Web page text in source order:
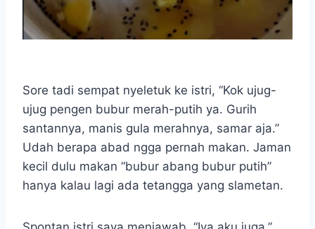
Sore tadi sempat nyeletuk ke istri, “Kok ujug-
ujug pengen bubur merah-putih ya. Gurih
santannya, manis gula merahnya, samar aja.”
Udah berapa abad ngga pernah makan. Jaman
kecil dulu makan “bubur abang bubur putih”
hanya kalau lagi ada tetangga yang slametan.